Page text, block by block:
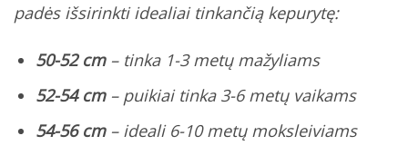
padės išsirinkti idealiai tinkančią kepurytę:
50-52 cm– tinka 1-3 metų mažyliams
52-54 cm– puikiai tinka 3-6 metų vaikams
54-56 cm– ideali 6-10 metų moksleiviams